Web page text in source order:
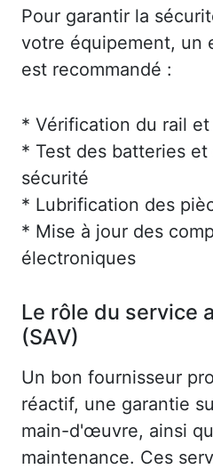
Pour garantir la
votre équipement, un
est recommandé :
* Vérification du rail
* Test des batteries
sécurité
* Lubrification des
* Mise à jour des
électroniques
Le rôle du service
(SAV)
Un bon fournisseur
réactif, une garantie
main-d'œuvre, ainsi
maintenance. Ces